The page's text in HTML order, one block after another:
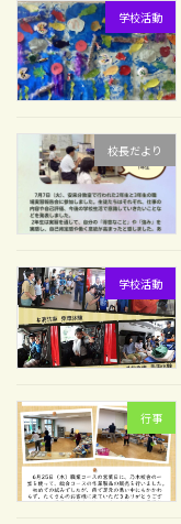
学校活動
校長だより
学校活動
行事